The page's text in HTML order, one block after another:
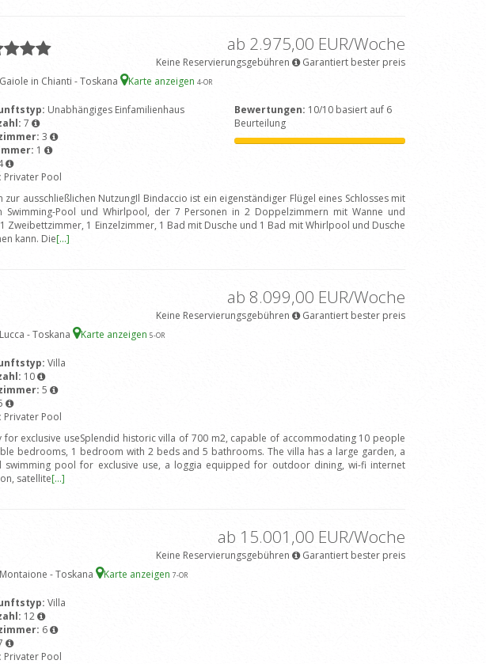
ab 2.975,00 EUR/Woche
Keine Reservierungsgebühren
Garantiert bester preis
Gaiole in Chianti - Toskana Karte anzeigen 4-OR
Unabhängiges Einfamilienhaus
7
3
1
Privater Pool
Bewertungen: 10/10 basiert auf 6
Beurteilung
zur ausschließlichen NutzungIl Bindaccio ist ein eigenständiger Flügel eines Schlosses mit
Swimming-Pool und Whirlpool, der 7 Personen in 2 Doppelzimmern mit Wanne und
Zweibettzimmer, 1 Einzelzimmer, 1 Bad mit Dusche und 1 Bad mit Whirlpool und Dusche
kann. Die[...]
ab 8.099,00 EUR/Woche
Keine Reservierungsgebühren
Garantiert bester preis
Lucca - Toskana Karte anzeigen 5-OR
Villa
10
5
Privater Pool
for exclusive useSplendid historic villa of 700 m2, capable of accommodating 10 people
bedrooms, 1 bedroom with 2 beds and 5 bathrooms. The villa has a large garden, a
swimming pool for exclusive use, a loggia equipped for outdoor dining, wi-fi internet
satellite[...]
ab 15.001,00 EUR/Woche
Keine Reservierungsgebühren
Garantiert bester preis
Montaione - Toskana Karte anzeigen 7-OR
Villa
12
6
Privater Pool